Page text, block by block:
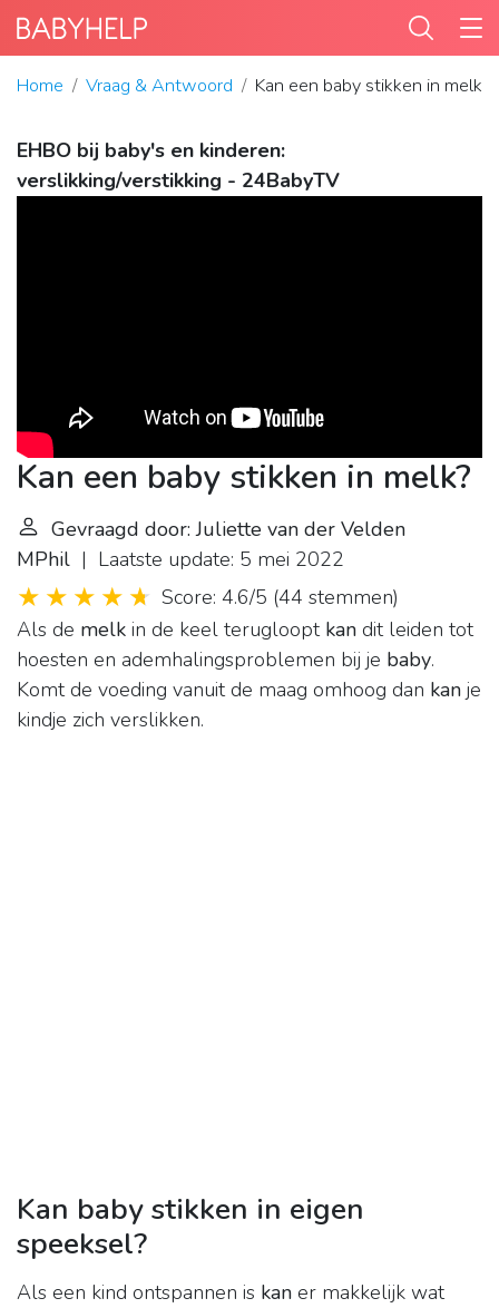
Home Vraag & Antwoord Kan een baby stikken in melk?
EHBO bij baby's en kinderen:
verslikking/verstikking - 24BabyTV
Kan een baby stikken in melk?
Gevraagd door: Juliette van der Velden
MPhil | Laatste update: 5 mei 2022
Score: 4.6/5 (44 stemmen)
Als de melk in de keel terugloopt kan dit leiden tot
hoesten en ademhalingsproblemen bij je baby.
Komt de voeding vanuit de maag omhoog dan kan je
kindje zich verslikken.
Kan baby stikken in eigen
speeksel?
Als een kind ontspannen is kan er makkelijk wat